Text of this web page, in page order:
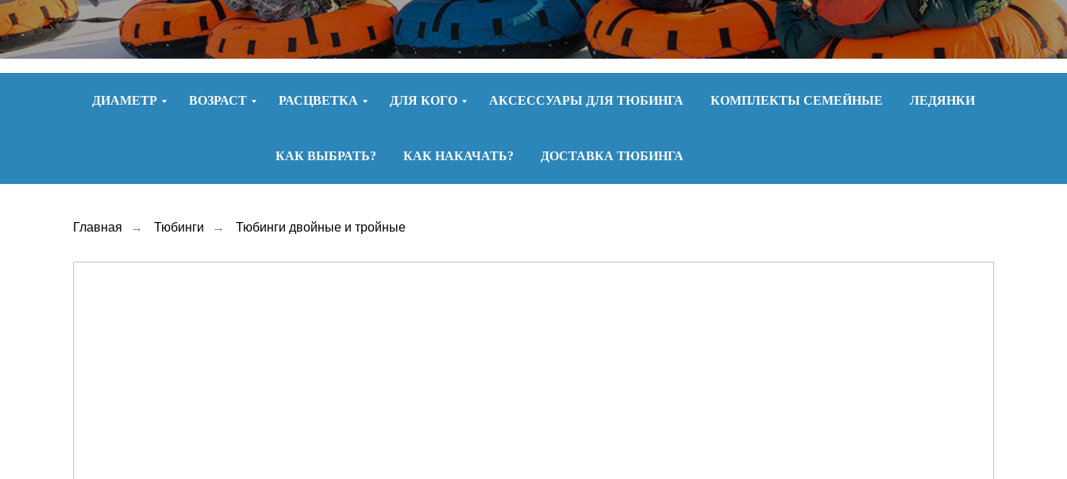
ДИАМЕТР ВОЗРАСТ РАСЦВЕТКА ДЛЯ КОГО АКСЕССУАРЫ ДЛЯ ТЮБИНГА КОМПЛЕКТЫ СЕМЕЙНЫЕ ЛЕДЯНКИ
КАК ВЫБРАТЬ? КАК НАКАЧАТЬ? ДОСТАВКА ТЮБИНГА
Главная → Тюбинги → Тюбинги двойные и тройные